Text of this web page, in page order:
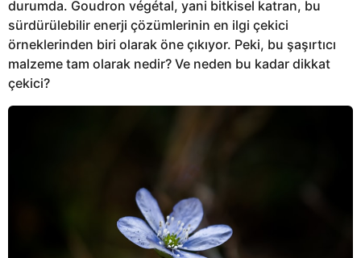
durumda. Goudron végétal, yani bitkisel katran, bu
sürdürülebilir enerji çözümlerinin en ilgi çekici
örneklerinden biri olarak öne çıkıyor. Peki, bu şaşırtıcı
malzeme tam olarak nedir? Ve neden bu kadar dikkat
çekici?